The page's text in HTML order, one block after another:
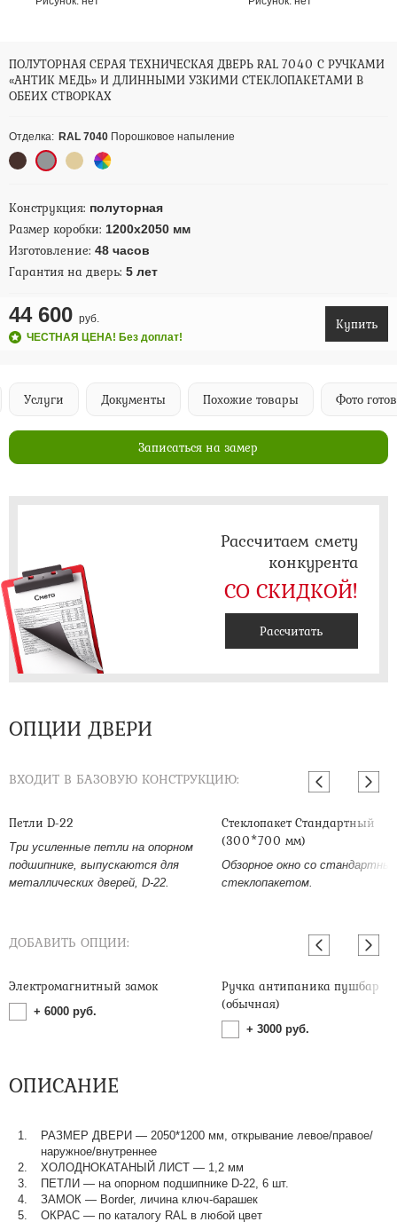
ПОЛУТОРНАЯ СЕРАЯ ТЕХНИЧЕСКАЯ ДВЕРЬ RAL 7040 С РУЧКАМИ
«АНТИК МЕДЬ» И ДЛИННЫМИ УЗКИМИ СТЕКЛОПАКЕТАМИ В
ОБЕИХ СТВОРКАХ
Отделка: RAL 7040 Порошковое напыление
Конструкция: полуторная
Размер коробки: 1200х2050 мм
Изготовление: 48 часов
Гарантия на дверь: 5 лет
44 600 руб.
ЧЕСТНАЯ ЦЕНА! Без доплат!
Купить
Услуги Документы Похожие товары Фото
Записаться на замер
Рассчитаем смету
конкурента
СО СКИДКОЙ!
Рассчитать
ОПЦИИ ДВЕРИ
ВХОДИТ В БАЗОВУЮ КОНСТРУКЦИЮ:
Петли D-22
Три усиленные петли на опорном
подшипнике, выпускаются для
металлических дверей, D-22.
Стеклопакет Стандартный
(300*700 мм)
Обзорное окно со
стеклопакетом.
ДОБАВИТЬ ОПЦИИ:
Электромагнитный замок
+ 6000 руб.
Ручка антипаника пушбар
(обычная)
+ 3000 руб.
ОПИСАНИЕ
РАЗМЕР ДВЕРИ — 2050*1200 мм, открывание левое/правое/
наружное/внутреннее
ХОЛОДНОКАТАНЫЙ ЛИСТ — 1,2 мм
ПЕТЛИ — на опорном подшипнике D-22, 6 шт.
ЗАМОК — Border, личина ключ-барашек
ОКРАС — по каталогу RAL в любой цвет​​​​​​​